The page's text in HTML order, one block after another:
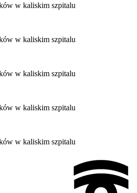
w kaliskim szpitalu
w kaliskim szpitalu
w kaliskim szpitalu
w kaliskim szpitalu
w kaliskim szpitalu